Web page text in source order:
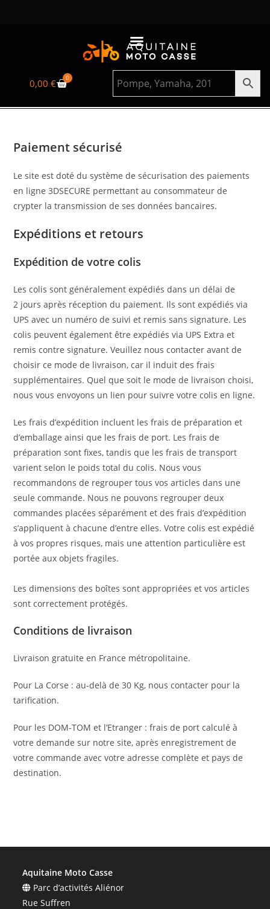
0,00€ 0
Paiement sécurisé
Le site est doté du système de sécurisation des paiements
en ligne 3DSECURE permettant au consommateur de
crypter la transmission de ses données bancaires.
Expéditions et retours
Expédition de votre colis
Les colis sont généralement expédiés dans un délai de
2 jours après réception du paiement. Ils sont expédiés via
UPS avec un numéro de suivi et remis sans signature. Les
colis peuvent également être expédiés via UPS Extra et
remis contre signature. Veuillez nous contacter avant de
choisir ce mode de livraison, car il induit des frais
supplémentaires. Quel que soit le mode de livraison choisi,
nous vous envoyons un lien pour suivre votre colis en ligne.
Les frais d’expédition incluent les frais de préparation et
d’emballage ainsi que les frais de port. Les frais de
préparation sont fixes, tandis que les frais de transport
varient selon le poids total du colis. Nous vous
recommandons de regrouper tous vos articles dans une
seule commande. Nous ne pouvons regrouper deux
commandes placées séparément et des frais d’expédition
s’appliquent à chacune d’entre elles. Votre colis est expédié
à vos propres risques, mais une attention particulière est
portée aux objets fragiles.
Les dimensions des boîtes sont appropriées et vos articles
sont correctement protégés.
Conditions de livraison
Livraison gratuite en France métropolitaine.
Pour La Corse : au-delà de 30 Kg, nous contacter pour la
tarification.
Pour les DOM-TOM et l’Etranger : frais de port calculé à
votre demande sur notre site, après enregistrement de
votre commande avec votre adresse complète et pays de
destination.
Aquitaine Moto Casse
Parc d’activités Aliénor
Rue Suffren